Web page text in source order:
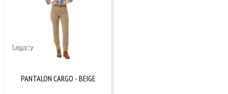
PANTALON CARGO - BEIGE